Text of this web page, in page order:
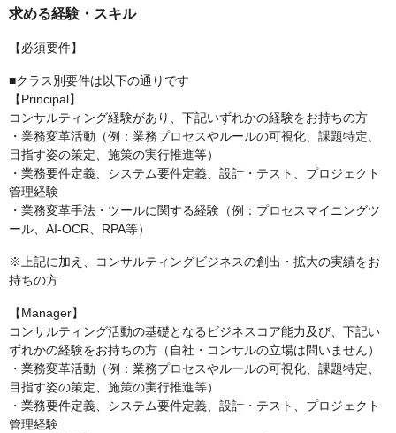
求める経験・スキル
【必須要件】
■クラス別要件は以下の通りです
【Principal】
コンサルティング経験があり、下記いずれかの経験をお持ちの方
・業務変革活動（例：業務プロセスやルールの可視化、課題特定、
目指す姿の策定、施策の実行推進等）
・業務要件定義、システム要件定義、設計・テスト、プロジェクト
管理経験
・業務変革手法・ツールに関する経験（例：プロセスマイニングツ
ール、AI-OCR、RPA等）
※上記に加え、コンサルティングビジネスの創出・拡大の実績をお
持ちの方
【Manager】
コンサルティング活動の基礎となるビジネスコア能力及び、下記い
ずれかの経験をお持ちの方（自社・コンサルの立場は問いません）
・業務変革活動（例：業務プロセスやルールの可視化、課題特定、
目指す姿の策定、施策の実行推進等）
・業務要件定義、システム要件定義、設計・テスト、プロジェクト
管理経験